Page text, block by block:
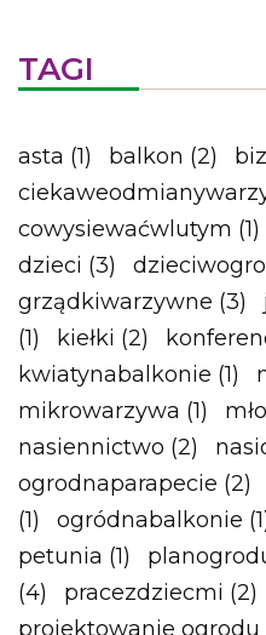
TAGI
asta (1) balkon (2)
cowysiewaćwlutym (1)
dzieci (3)
grządkiwarzywne (3)
(1)
kiełki (2)
kwiatynabalkonie (1)
mikrowarzywa (1)
nasiennictwo (2)
ogrodnaparapecie (2)
(1)
ogródnabalkonie
petunia (1)
(4)
pracezdziecmi (2)
projektowanie ogrodu